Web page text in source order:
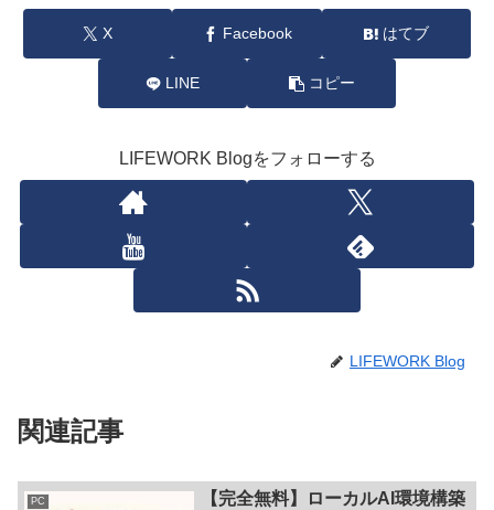
X Facebook はてブ
LINE コピー
LIFEWORK Blogをフォローする
LIFEWORK Blog
関連記事
PC
【完全無料】ローカルAI環境構築